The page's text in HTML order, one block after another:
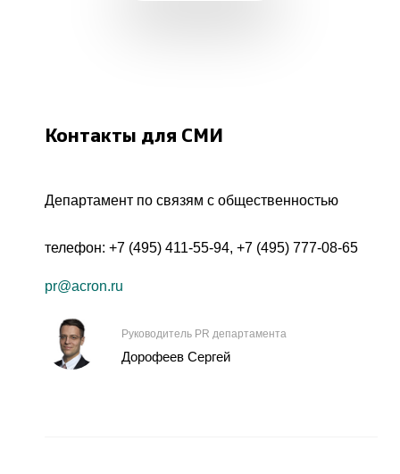
Контакты для СМИ
Департамент по связям с общественностью
телефон: +7 (495) 411-55-94, +7 (495) 777-08-65
pr@acron.ru
Руководитель PR департамента
Дорофеев Сергей